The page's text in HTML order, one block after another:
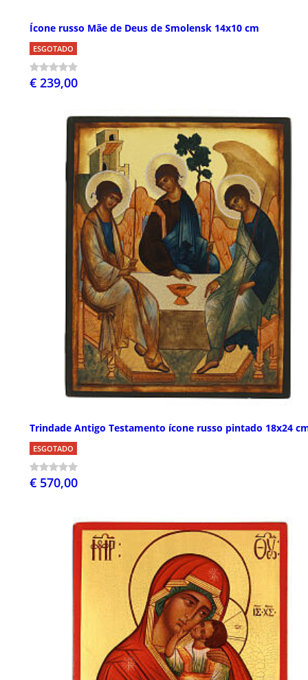
Ícone russo Mãe de Deus de Smolensk 14x10 cm
ESGOTADO
€ 239,00
Trindade Antigo Testamento ícone russo pintado 18x24
ESGOTADO
€ 570,00